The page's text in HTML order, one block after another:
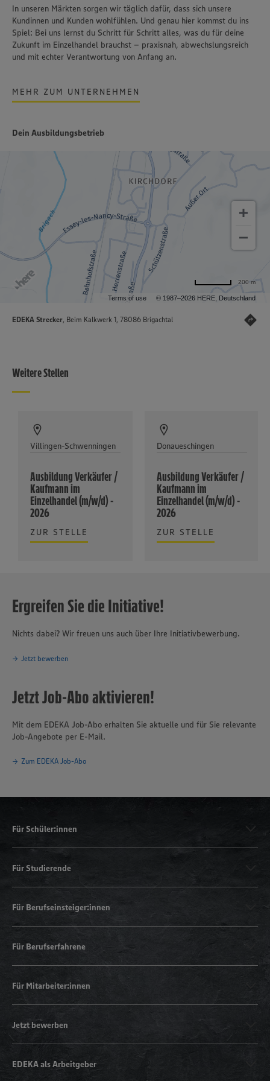
In unseren Märkten sorgen wir täglich dafür, dass sich unsere
Kundinnen und Kunden wohlfühlen. Und genau hier kommst du ins
Spiel: Bei uns lernst du Schritt für Schritt alles, was du für deine
Zukunft im Einzelhandel brauchst – praxisnah, abwechslungsreich
und mit echter Verantwortung von Anfang an.
MEHR ZUM UNTERNEHMEN
Dein Ausbildungsbetrieb
Terms of use © 1987–2026 HERE, Deutschland
200 m
EDEKA Strecker, Beim Kalkwerk 1, 78086 Brigachtal
Weitere Stellen
Villingen-Schwenningen
Ausbildung Verkäufer /
Kaufmann im
Einzelhandel (m/w/d) -
2026
ZUR STELLE
Donaueschingen
Ausbildung Verkäufer /
Kaufmann im
Einzelhandel (m/w/d) -
2026
ZUR STELLE
Ergreifen Sie die Initiative!
Nichts dabei? Wir freuen uns auch über Ihre Initiativbewerbung.
Jetzt bewerben
Jetzt Job-Abo aktivieren!
Mit dem EDEKA Job-Abo erhalten Sie aktuelle und für Sie relevante
Job-Angebote per E-Mail.
Zum EDEKA Job-Abo
Für Schüler:innen
Für Studierende
Für Berufseinsteiger:innen
Für Berufserfahrene
Für Mitarbeiter:innen
Jetzt bewerben
EDEKA als Arbeitgeber